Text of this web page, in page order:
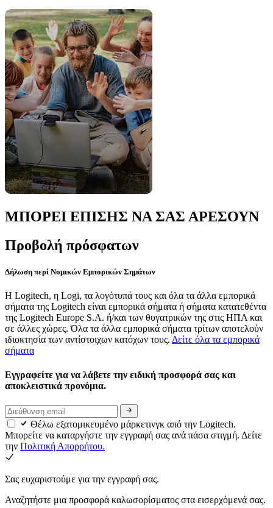
ΜΠΟΡΕΙ ΕΠΙΣΗΣ ΝΑ ΣΑΣ ΑΡΕΣΟΥΝ
Προβολή πρόσφατων
Δήλωση περί Νομικών Εμπορικών Σημάτων
Η Logitech, η Logi, τα λογότυπά τους και όλα τα άλλα εμπορικά
σήματα της Logitech είναι εμπορικά σήματα ή σήματα κατατεθέντα
της Logitech Europe S.A. ή/και των θυγατρικών της στις ΗΠΑ και
σε άλλες χώρες. Όλα τα άλλα εμπορικά σήματα τρίτων αποτελούν
ιδιοκτησία των αντίστοιχων κατόχων τους. Δείτε όλα τα εμπορικά
σήματα
Εγγραφείτε για να λάβετε την ειδική προσφορά σας και
αποκλειστικά προνόμια.
Θέλω εξατομικευμένο μάρκετινγκ από την Logitech.
Μπορείτε να καταργήστε την εγγραφή σας ανά πάσα στιγμή. Δείτε
την Πολιτική Απορρήτου.
Σας ευχαριστούμε για την εγγραφή σας.
Αναζητήστε μια προσφορά καλωσορίσματος στα εισερχόμενά σας.